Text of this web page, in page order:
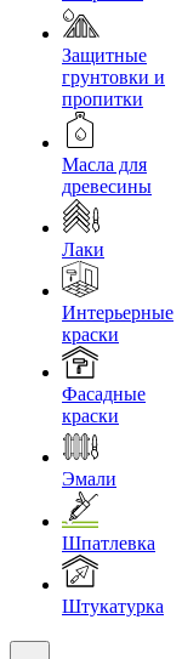
Защитные
грунтовки и
пропитки
Масла для
древесины
Лаки
Интерьерные
краски
Фасадные
краски
Эмали
Шпатлевка
Штукатурка